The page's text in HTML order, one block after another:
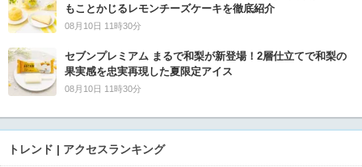
もことかじるレモンチーズケーキを徹底紹介
08月10日 11時30分
セブンプレミアム まるで和梨が新登場！2層仕立てで和梨の
果実感を忠実再現した夏限定アイス
08月10日 11時30分
トレンド | アクセスランキング